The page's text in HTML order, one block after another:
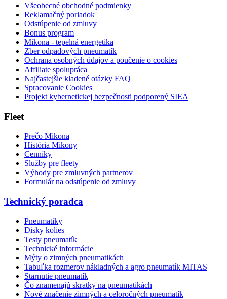
Všeobecné obchodné podmienky
Reklamačný poriadok
Odstúpenie od zmluvy
Bonus program
Mikona - tepelná energetika
Zber odpadových pneumatík
Ochrana osobných údajov a poučenie o cookies
Affiliate spolupráca
Najčastejšie kladené otázky FAQ
Spracovanie Cookies
Projekt kybernetickej bezpečnosti podporený SIEA
Fleet
Prečo Mikona
História Mikony
Cenníky
Služby pre fleety
Výhody pre zmluvných partnerov
Formulár na odstúpenie od zmluvy
Technický poradca
Pneumatiky
Disky kolies
Testy pneumatík
Technické informácie
Mýty o zimných pneumatikách
Tabuľka rozmerov nákladných a agro pneumatík MITAS
Starnutie pneumatík
Čo znamenajú skratky na pneumatikách
Nové značenie zimných a celoročných pneumatík